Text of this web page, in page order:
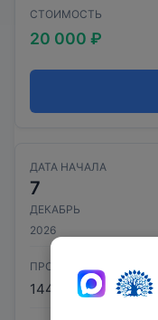
СТОИМОСТЬ
20 000 ₽
ДАТА НАЧАЛА
7
ДЕКАБРЬ
2026
ПРОДОЛЖИТЕЛЬНОСТЬ
144 час.